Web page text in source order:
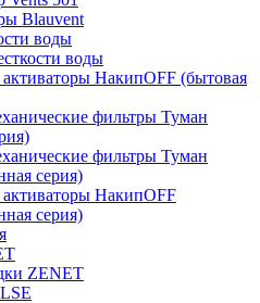
Blauvent
воды
воды
НакипOFF (бытовая
фильтры Туман
фильтры Туман
серия)
НакипOFF
серия)
ZENET